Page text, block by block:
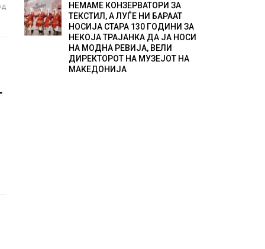
НЕМАМЕ КОНЗЕРВАТОРИ ЗА
ТЕКСТИЛ, А ЛУЃЕ НИ БАРААТ
НОСИЈА СТАРА 130 ГОДИНИ ЗА
НЕКОЈА ТРАЈАНКА ДА ЈА НОСИ
НА МОДНА РЕВИЈА, ВЕЛИ
ДИРЕКТОРОТ НА МУЗЕЈОТ НА
МАКЕДОНИЈА